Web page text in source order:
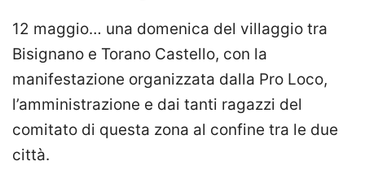
12 maggio… una domenica del villaggio tra
Bisignano e Torano Castello, con la
manifestazione organizzata dalla Pro Loco,
l’amministrazione e dai tanti ragazzi del
comitato di questa zona al confine tra le due
città.